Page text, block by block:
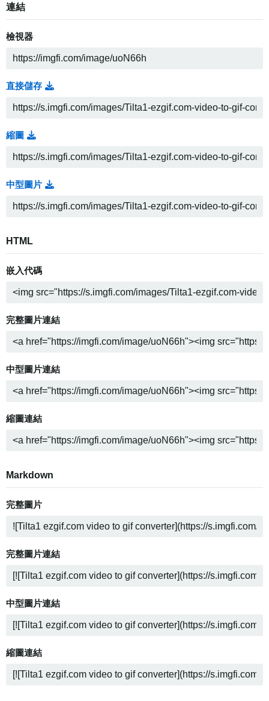
連結
檢視器
直接儲存
縮圖
中型圖片
HTML
嵌入代碼
完整圖片連結
中型圖片連結
縮圖連結
Markdown
完整圖片
完整圖片連結
中型圖片連結
縮圖連結